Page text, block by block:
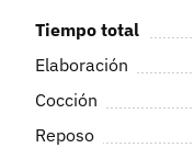
Tiempo total
Elaboración
Cocción
Reposo